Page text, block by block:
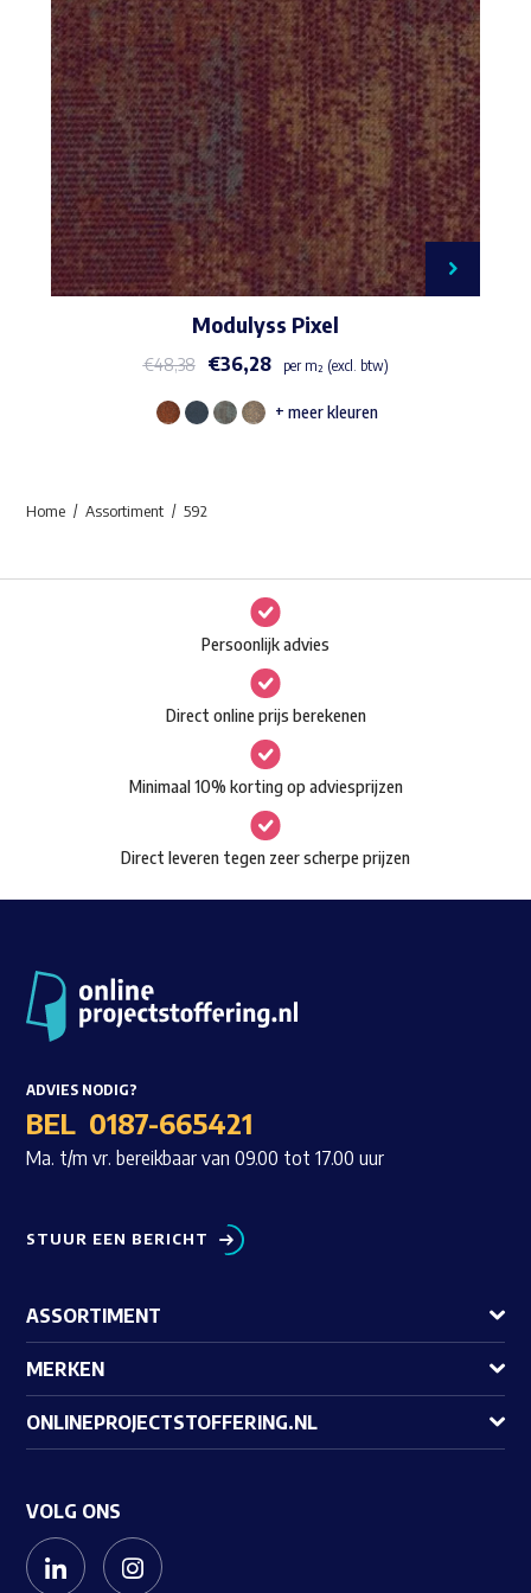
Deze
optie
kan
gekozen
worden
op
de
productpagina
Modulyss Pixel
€48,38 €36,28 per m² (excl. btw)
Dit
Deze
optie
kan
gekozen
worden
op
de
productpagina
+ meer kleuren
Home Assortiment 592
Persoonlijk advies
Direct online prijs berekenen
Minimaal 10% korting op adviesprijzen
Direct leveren tegen zeer scherpe prijzen
ADVIES NODIG?
BEL 0187-665421
Ma. t/m vr. bereikbaar van 09.00 tot 17.00 uur
STUUR EEN BERICHT
ASSORTIMENT
MERKEN
ONLINEPROJECTSTOFFERING.NL
VOLG ONS